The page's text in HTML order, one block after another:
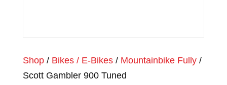
Shop/ Bikes / E-Bikes/ Mountainbike Fully/
Scott Gambler 900 Tuned